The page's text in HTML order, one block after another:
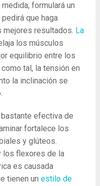
formulará un
que haga
mejores resultados. La
los músculos
equilibrio entre los
tal, la tensión en
la inclinación se
efectiva de
fortalece los
y glúteos.
los flexores de la
es causada
tienen un estilo de